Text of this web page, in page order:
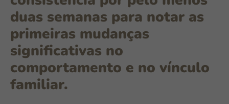
duas semanas para notar as
primeiras mudanças
significativas no
comportamento e no vínculo
familiar.